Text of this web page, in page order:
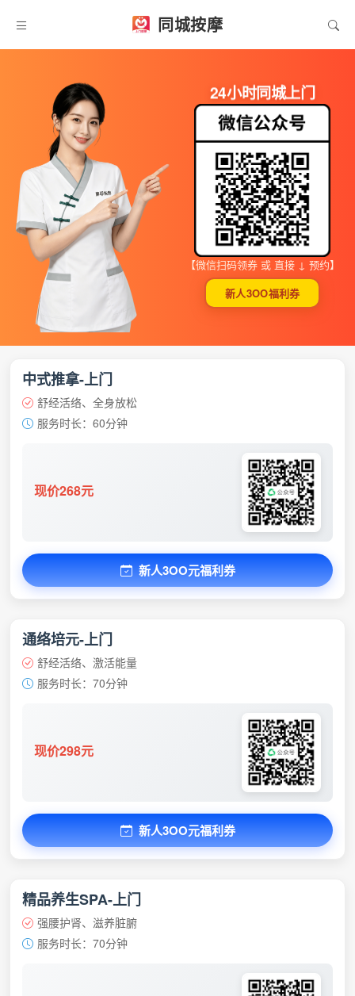
同城按摩
24小时同城上门
【微信扫码领券 或 直接 ↓ 预约】
新人3OO福利券
中式推拿-上门
舒经活络、全身放松
服务时长：60分钟
现价268元
新人3OO元福利券
通络培元-上门
舒经活络、激活能量
服务时长：70分钟
现价298元
新人3OO元福利券
精品养生SPA-上门
强腰护肾、滋养脏腑
服务时长：70分钟